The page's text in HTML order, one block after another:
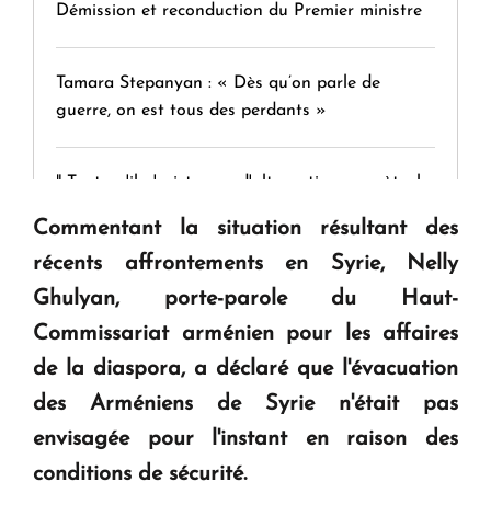
Démission et reconduction du Premier ministre
Tamara Stepanyan : « Dès qu’on parle de
guerre, on est tous des perdants »
" Tant qu'il n'existe pas d'alternative concrète, la
KASA : 30 ans d'audace, de résilience et d'avenir
en Arménie
Le premier hôtel Hyatt Regency d'Arménie
ouvrira ses portes à Dilijan
Commentant la situation résultant des
récents affrontements en Syrie, Nelly
Ghulyan, porte-parole du Haut-
Commissariat arménien pour les affaires
de la diaspora, a déclaré que l'évacuation
des Arméniens de Syrie n'était pas
envisagée pour l'instant en raison des
conditions de sécurité.